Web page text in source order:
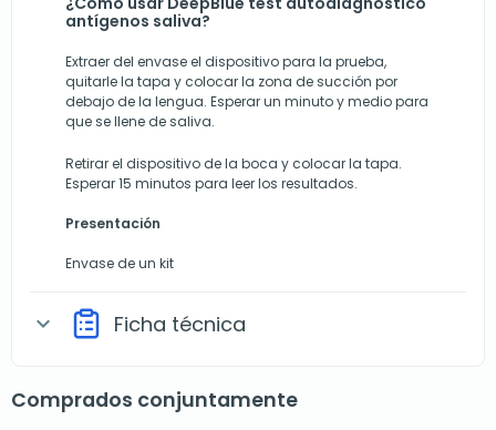
antígenos saliva?
Extraer del envase el dispositivo para la prueba,
quitarle la tapa y colocar la zona de succión por
debajo de la lengua. Esperar un minuto y medio para
que se llene de saliva.
Retirar el dispositivo de la boca y colocar la tapa.
Esperar 15 minutos para leer los resultados.
Presentación
Envase de un kit
expand_more Ficha técnica
Comprados conjuntamente